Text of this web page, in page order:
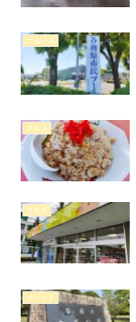
ニュース
グルメ
グルメ
イベント